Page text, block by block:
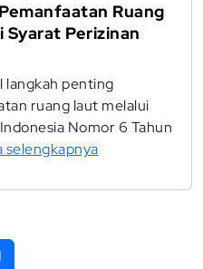
Ruang
Syarat Perizinan
langkah penting
ruang laut melalui
Nomor 6 Tahun
selengkapnya